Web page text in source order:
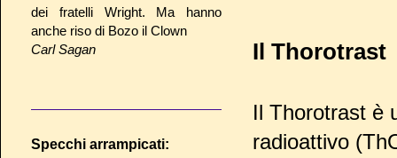
Il Thorotrast
Il Thorotrast è
radioattivo
dei fratelli Wright. Ma hanno
anche riso di Bozo il Clown
Carl Sagan
Specchi arrampicati: